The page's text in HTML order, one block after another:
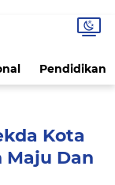
Pendidikan
Kota
Maju Dan